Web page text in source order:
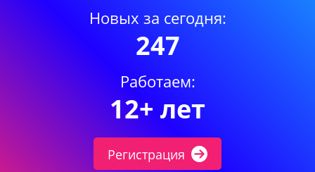
Новых за сегодня:
247
Работаем:
12+ лет
Регистрация